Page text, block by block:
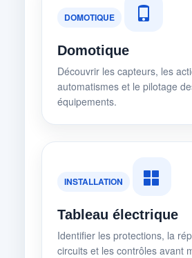
DOMOTIQUE
Domotique
Découvrir les capteurs, les
automatismes et le pilotage
équipements.
INSTALLATION
Tableau électrique
Identifier les protections, la
circuits et les contrôles avant